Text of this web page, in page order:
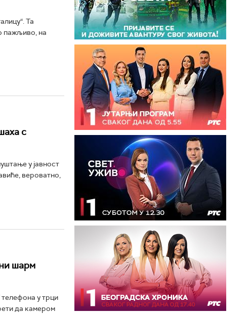
Та
пажљиво, на
с
у јавност
вероватно,
шарм
телефона у трци
да камером